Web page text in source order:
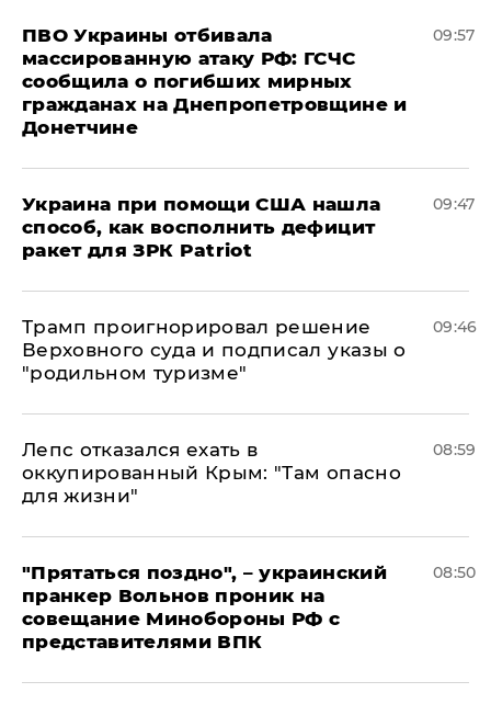
ПВО Украины отбивала
массированную атаку РФ: ГСЧС
сообщила о погибших мирных
гражданах на Днепропетровщине и
Донетчине
09:57
Украина при помощи США нашла
способ, как восполнить дефицит
ракет для ЗРК Patriot
09:47
Трамп проигнорировал решение
Верховного суда и подписал указы о
"родильном туризме"
09:46
Лепс отказался ехать в
оккупированный Крым: "Там опасно
для жизни"
08:59
"Прятаться поздно", – украинский
пранкер Вольнов проник на
совещание Минобороны РФ с
представителями ВПК
08:50